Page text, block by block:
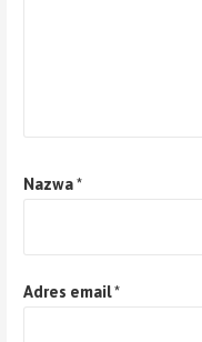
Nazwa*
Adres email*